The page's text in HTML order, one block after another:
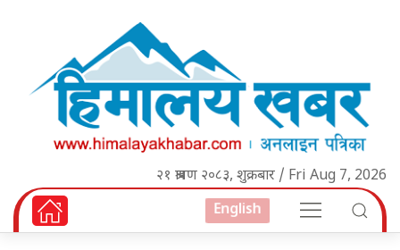
२१ श्रावण २०८३, शुक्रबार / Fri Aug 7, 2026
English